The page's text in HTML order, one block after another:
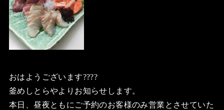
おはようございます????
釜めしとらやよりお知らせします。
本日、昼夜ともにご予約のお客様のみ営業とさせていた